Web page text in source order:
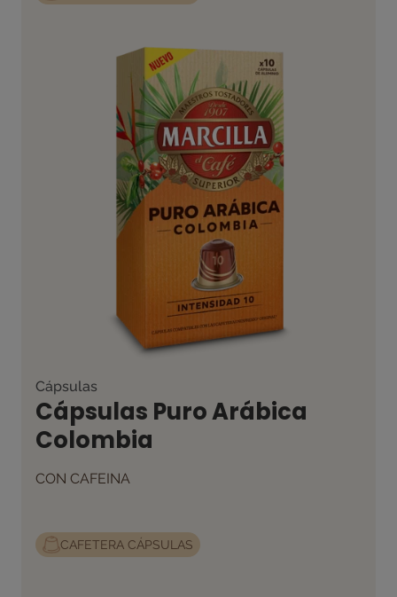
Cápsulas
Cápsulas Puro Arábica
Colombia
CON CAFEINA
CAFETERA CÁPSULAS